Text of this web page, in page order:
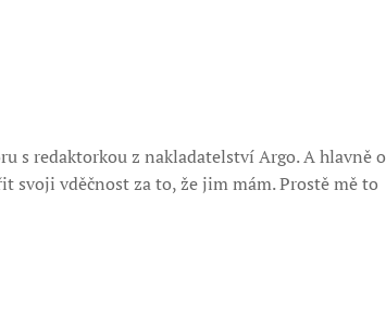
s redaktorkou z nakladatelství Argo. A hlavně o
svoji vděčnost za to, že jim mám. Prostě mě to